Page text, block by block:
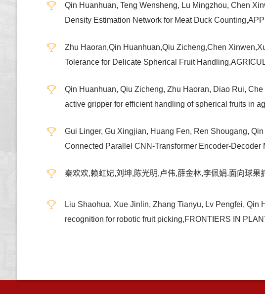
Qin Huanhuan, Teng Wensheng, Lu Mingzhou, Chen
Density Estimation Network for Meat Duck
Zhu Haoran,Qin Huanhuan,Qiu Zicheng,Chen
Tolerance for Delicate Spherical Fruit
Qin Huanhuan, Qiu Zicheng, Zhu Haoran, Diao Rui,
active gripper for efficient handling of spherical fruits in
Gui Linger, Gu Xingjian, Huang Fen, Ren Shougang,
Connected Parallel CNN-Transformer Encoder-
秦欢欢,赖虹妃,刘坤,陈光明,卢伟,薛金林,李佩娟.面向球
Liu Shaohua, Xue Jinlin, Zhang Tianyu, Lv Pengfei,
recognition for robotic fruit picking,FRONTIERS IN